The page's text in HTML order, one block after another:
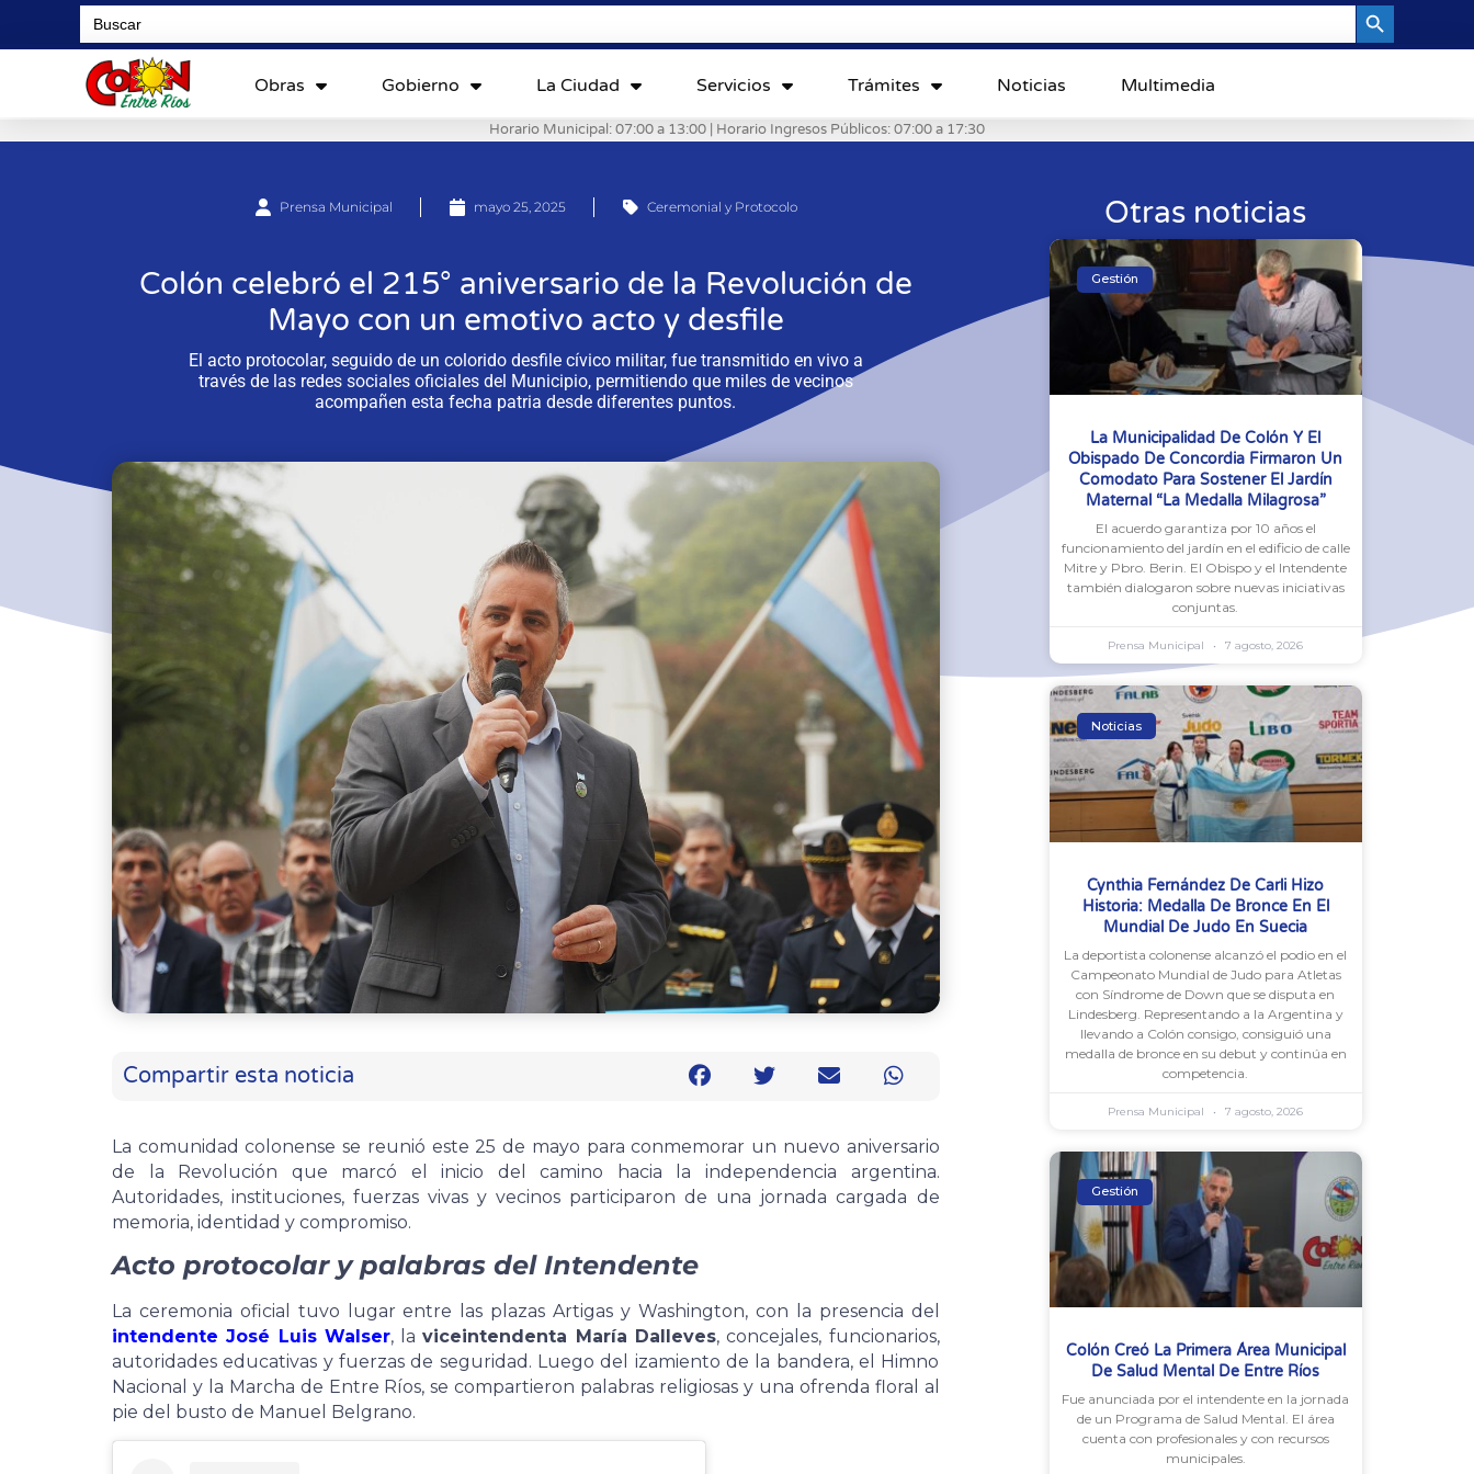
Search
for:
Obras Gobierno La Ciudad Servicios Trámites Noticias Multimedia
Horario Municipal: 07:00 a 13:00 | Horario Ingresos Públicos: 07:00 a 17:30
Prensa Municipal mayo 25, 2025 Ceremonial y Protocolo
Colón celebró el 215° aniversario de la Revolución de
Mayo con un emotivo acto y desfile
El acto protocolar, seguido de un colorido desfile cívico militar, fue transmitido en vivo a
través de las redes sociales oficiales del Municipio, permitiendo que miles de vecinos
acompañen esta fecha patria desde diferentes puntos.
Compartir esta noticia
La comunidad colonense se reunió este 25 de mayo para conmemorar un nuevo aniversario
de la Revolución que marcó el inicio del camino hacia la independencia argentina.
Autoridades, instituciones, fuerzas vivas y vecinos participaron de una jornada cargada de
memoria, identidad y compromiso.
Acto protocolar y palabras del Intendente
La ceremonia oficial tuvo lugar entre las plazas Artigas y Washington, con la presencia del
intendente José Luis Walser, laviceintendenta María Dalleves, concejales, funcionarios,
autoridades educativas y fuerzas de seguridad. Luego del izamiento de la bandera, el Himno
Nacional y la Marcha de Entre Ríos, se compartieron palabras religiosas y una ofrenda floral al
pie del busto de Manuel Belgrano.
Otras noticias
Gestión
La Municipalidad De Colón Y El
Obispado De Concordia Firmaron Un
Comodato Para Sostener El Jardín
Maternal “La Medalla Milagrosa”
El acuerdo garantiza por 10 años el
funcionamiento del jardín en el edificio de calle
Mitre y Pbro. Berin. El Obispo y el Intendente
también dialogaron sobre nuevas iniciativas
conjuntas.
Prensa Municipal 7 agosto, 2026
Noticias
Cynthia Fernández De Carli Hizo
Historia: Medalla De Bronce En El
Mundial De Judo En Suecia
La deportista colonense alcanzó el podio en el
Campeonato Mundial de Judo para Atletas
con Síndrome de Down que se disputa en
Lindesberg. Representando a la Argentina y
llevando a Colón consigo, consiguió una
medalla de bronce en su debut y continúa en
competencia.
Prensa Municipal 7 agosto, 2026
Gestión
Colón Creó La Primera Área Municipal
De Salud Mental De Entre Ríos
Fue anunciada por el intendente en la jornada
de un Programa de Salud Mental. El área
cuenta con profesionales y con recursos
municipales.